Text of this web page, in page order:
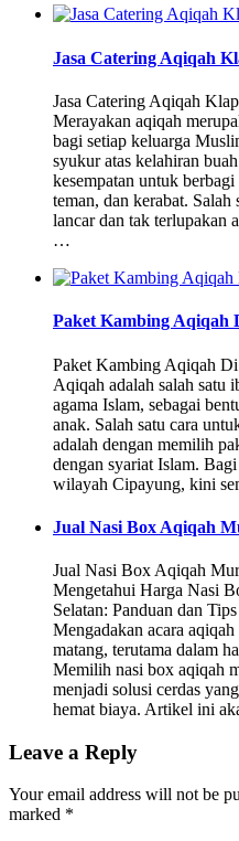
Jasa Catering Aqiqah
Jasa Catering Aqiqah
Merayakan aqiqah
bagi setiap keluarga
syukur atas kelahiran
kesempatan untuk
teman, dan kerabat. Salah
lancar dan tak terlupakan
…
Paket Kambing Aqiqah
Paket Kambing Aqiqah
Aqiqah adalah salah satu
agama Islam, sebagai
anak. Salah satu cara
adalah dengan memilih
dengan syariat Islam.
wilayah Cipayung, kini
Jual Nasi Box Aqiqah
Jual Nasi Box Aqiqah
Mengetahui Harga Nasi
Selatan: Panduan dan
Mengadakan acara
matang, terutama dalam
Memilih nasi box aqiqah
menjadi solusi cerdas
hemat biaya. Artikel ini
Leave a Reply
Your email address will not be
marked *